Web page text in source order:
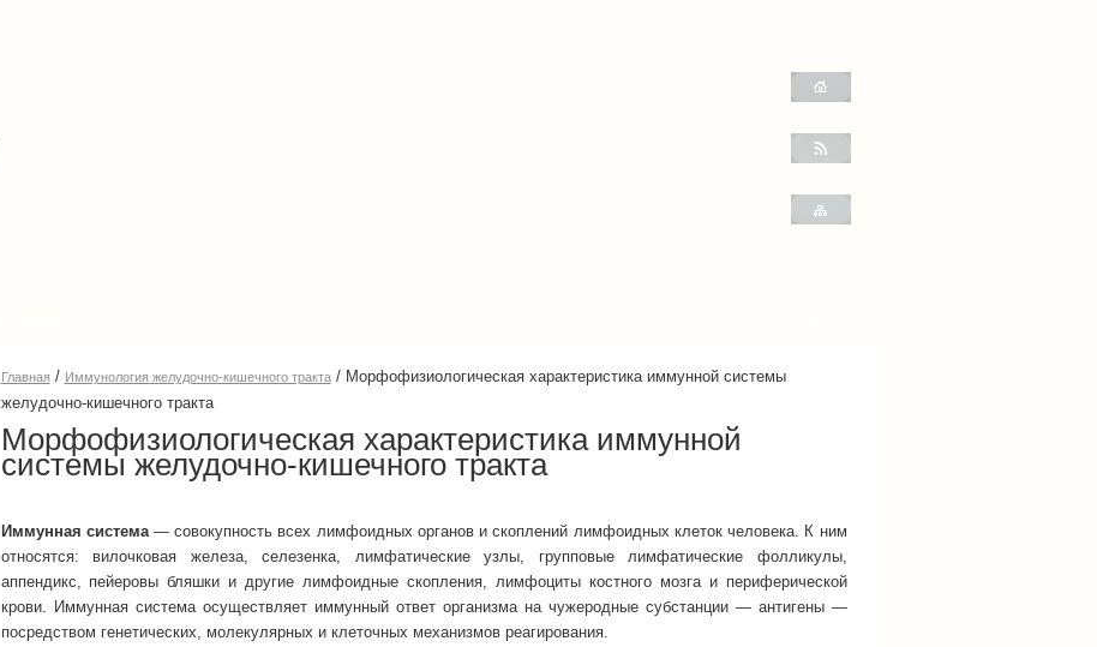
Главная / Иммунология желудочно-кишечного тракта/ Морфофизиологическая характеристика иммунной системы
желудочно-кишечного тракта
Морфофизиологическая характеристика иммунной
системы желудочно-кишечного тракта
Иммунная система— совокупность всех лимфоидных органов и скоплений лимфоидных клеток человека. К ним
относятся: вилочковая железа, селезенка, лимфатические узлы, групповые лимфатические фолликулы,
аппендикс, пейеровы бляшки и другие лимфоидные скопления, лимфоциты костного мозга и периферической
крови. Иммунная система осуществляет иммунный ответ организма на чужеродные субстанции — антигены —
посредством генетических, молекулярных и клеточных механизмов реагирования.